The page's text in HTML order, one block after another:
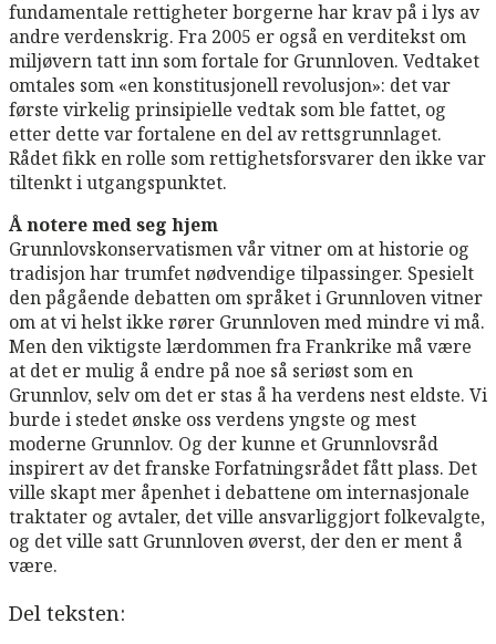
fundamentale rettigheter borgerne har krav på i lys av
andre verdenskrig. Fra 2005 er også en verditekst om
miljøvern tatt inn som fortale for Grunnloven. Vedtaket
omtales som «en konstitusjonell revolusjon»: det var
første virkelig prinsipielle vedtak som ble fattet, og
etter dette var fortalene en del av rettsgrunnlaget.
Rådet fikk en rolle som rettighetsforsvarer den ikke var
tiltenkt i utgangspunktet.
Å notere med seg hjem
Grunnlovskonservatismen vår vitner om at historie og
tradisjon har trumfet nødvendige tilpassinger. Spesielt
den pågående debatten om språket i Grunnloven vitner
om at vi helst ikke rører Grunnloven med mindre vi må.
Men den viktigste lærdommen fra Frankrike må være
at det er mulig å endre på noe så seriøst som en
Grunnlov, selv om det er stas å ha verdens nest eldste. Vi
burde i stedet ønske oss verdens yngste og mest
moderne Grunnlov. Og der kunne et Grunnlovsråd
inspirert av det franske Forfatningsrådet fått plass. Det
ville skapt mer åpenhet i debattene om internasjonale
traktater og avtaler, det ville ansvarliggjort folkevalgte,
og det ville satt Grunnloven øverst, der den er ment å
være.
Del teksten: